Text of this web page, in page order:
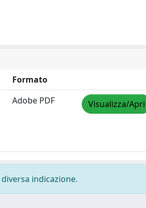
Formato
Adobe PDF Visualizza/Apri
indicazione.